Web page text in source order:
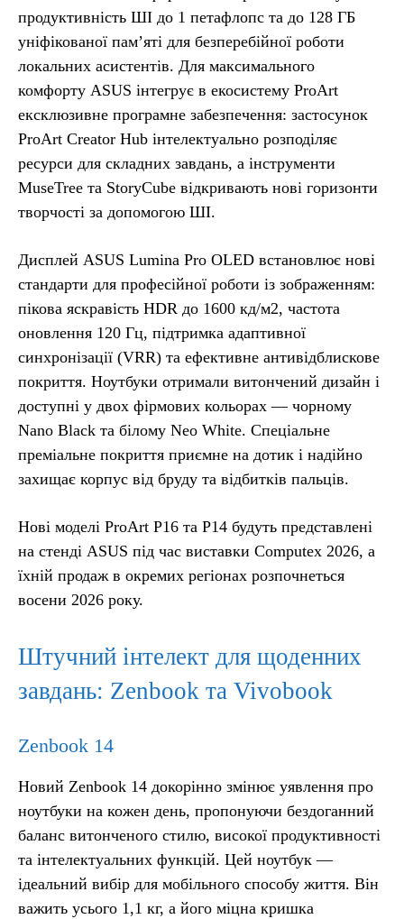
продуктивність ШІ до 1 петафлопс та до 128 ГБ
уніфікованої пам’яті для безперебійної роботи
локальних асистентів. Для максимального
комфорту ASUS інтегрує в екосистему ProArt
ексклюзивне програмне забезпечення: застосунок
ProArt Creator Hub інтелектуально розподіляє
ресурси для складних завдань, а інструменти
MuseTree та StoryCube відкривають нові горизонти
творчості за допомогою ШІ.
Дисплей ASUS Lumina Pro OLED встановлює нові
стандарти для професійної роботи із зображенням:
пікова яскравість HDR до 1600 кд/м2, частота
оновлення 120 Гц, підтримка адаптивної
синхронізації (VRR) та ефективне антивідблискове
покриття. Ноутбуки отримали витончений дизайн і
доступні у двох фірмових кольорах — чорному
Nano Black та білому Neo White. Спеціальне
преміальне покриття приємне на дотик і надійно
захищає корпус від бруду та відбитків пальців.
Нові моделі ProArt P16 та P14 будуть представлені
на стенді ASUS під час виставки Computex 2026, а
їхній продаж в окремих регіонах розпочнеться
восени 2026 року.
Штучний інтелект для щоденних
завдань: Zenbook та Vivobook
Zenbook 14
Новий Zenbook 14 докорінно змінює уявлення про
ноутбуки на кожен день, пропонуючи бездоганний
баланс витонченого стилю, високої продуктивності
та інтелектуальних функцій. Цей ноутбук —
ідеальний вибір для мобільного способу життя. Він
важить усього 1,1 кг, а його міцна кришка